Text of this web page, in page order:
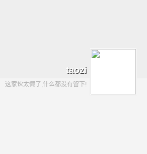
taozi
这家伙太懒了,什么都没有留下!